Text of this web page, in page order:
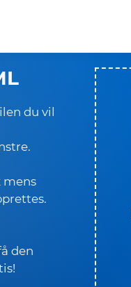
du vil
mens
den